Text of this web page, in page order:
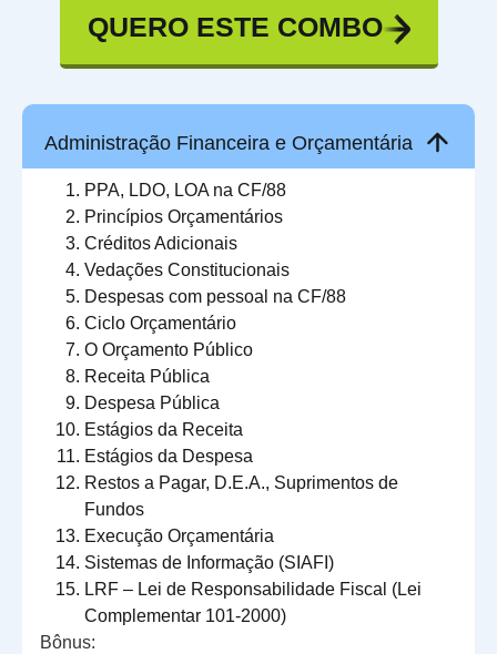
QUERO ESTE COMBO
Administração Financeira e Orçamentária
PPA, LDO, LOA na CF/88
Princípios Orçamentários
Créditos Adicionais
Vedações Constitucionais
Despesas com pessoal na CF/88
Ciclo Orçamentário
O Orçamento Público
Receita Pública
Despesa Pública
Estágios da Receita
Estágios da Despesa
Restos a Pagar, D.E.A., Suprimentos de
Fundos
Execução Orçamentária
Sistemas de Informação (SIAFI)
LRF – Lei de Responsabilidade Fiscal (Lei
Complementar 101-2000)
Bônus: